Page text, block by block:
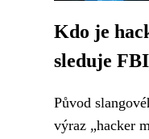
Kdo je
sleduje
Původ
výraz „hacker